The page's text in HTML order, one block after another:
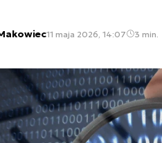
11 maja 2026, 14:07 3 min.